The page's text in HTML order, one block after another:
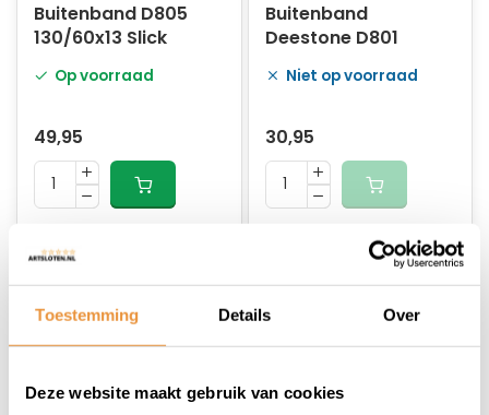
Toestemming Details Over
Deze website maakt gebruik van cookies
Buitenband D805
130/60x13 Slick
Op voorraad
49,95
Buitenband
Deestone D801
Niet op voorraad
30,95